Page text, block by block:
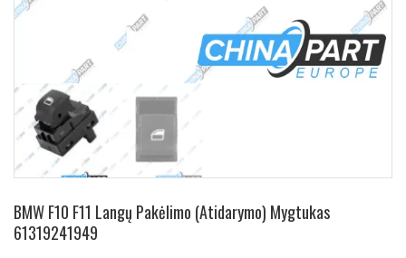
BMW F10 F11 Langų Pakėlimo (Atidarymo) Mygtukas
61319241949